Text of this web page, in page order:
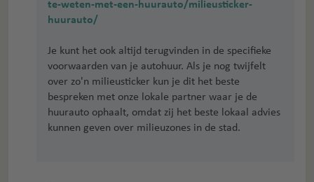
te-weten-met-een-huurauto/milieusticker-
huurauto/
Je kunt het ook altijd terugvinden in de specifieke
voorwaarden van je autohuur. Als je nog twijfelt
over zo'n milieusticker kun je dit het beste
bespreken met onze lokale partner waar je de
huurauto ophaalt, omdat zij het beste lokaal advies
kunnen geven over milieuzones in de stad.